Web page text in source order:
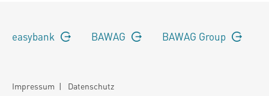
easybank BAWAG BAWAG Group
Impressum | Datenschutz